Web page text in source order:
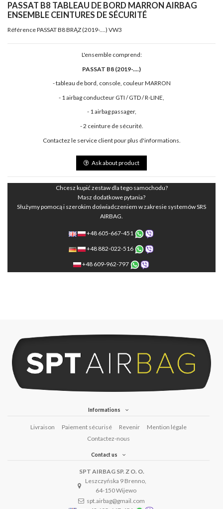
PASSAT B8 TABLEAU DE BORD MARRON AIRBAG
ENSEMBLE CEINTURES DE SÉCURITÉ
RéférencePASSAT B8 BRĄZ (2019-....) VW3
L'ensemble comprend:
PASSAT B8 (2019-....)
- tableau de bord, console, couleur MARRON
- 1 airbag conducteur GTI / GTD / R-LINE,
- 1 airbag passager,
- 2 ceinture de sécurité.
Contactez le service client pour plus d'informations.
Ask about product
Chcesz kupić zestaw dla tego samochodu?
Masz dodatkowe pytania?
Służymy pomocą i szerokim doświadczeniem w zakresie systemów SRS
AIRBAG.
+48 605-667-451
+48 882-022-516
+48 609-962-797
Informations
Livraison Paiement sécurisé Revenir
Mention légale
Contactez-nous
Contact us
SPT AIRBAG SP. Z O. O.
Leszczyńska 9 Brenno,
64-150 Wijewo
spt.airbag@gmail.com